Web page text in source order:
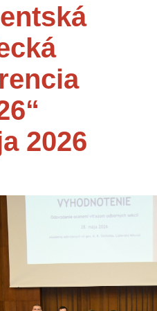
2026